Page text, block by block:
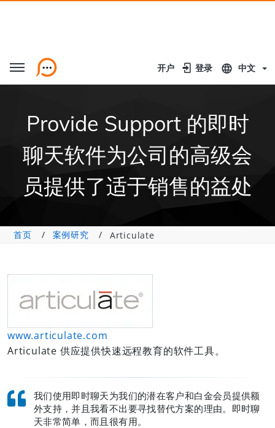
开户
开户 登录
登录 中文
Provide Support 的即时
聊天软件为公司的高级会
员提供了适于销售的益处
首页 案例研究 Articulate
www.articulate.com
Articulate 供应提供快速远程教育的软件工具。
我们使用即时聊天为我们的潜在客户和白金会员提供额
外支持，并且我看不出要寻找替代方案的理由。即时聊
天非常简单，而且很有用。